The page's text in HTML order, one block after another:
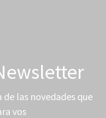
las novedades que
vos